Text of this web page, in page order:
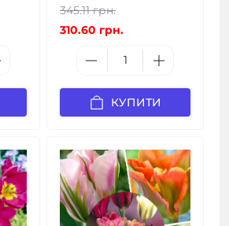
345.11 грн.
310.60 грн.
КУПИТИ